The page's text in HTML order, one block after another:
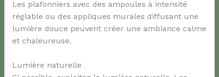
Les plafonniers avec des ampoules à intensité
réglable ou des appliques murales diffusant une
lumière douce peuvent créer une ambiance calme
et chaleureuse.
Lumière naturelle